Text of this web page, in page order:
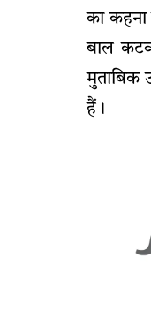
का
बाल
मुताबिक
हैं।